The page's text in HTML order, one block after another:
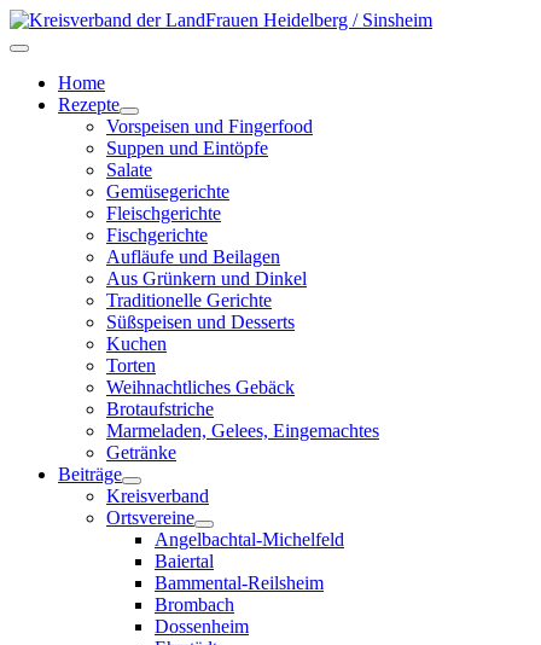
Home
Rezepte
Vorspeisen und Fingerfood
Suppen und Eintöpfe
Salate
Gemüsegerichte
Fleischgerichte
Fischgerichte
Aufläufe und Beilagen
Aus Grünkern und Dinkel
Traditionelle Gerichte
Süßspeisen und Desserts
Kuchen
Torten
Weihnachtliches Gebäck
Brotaufstriche
Marmeladen, Gelees, Eingemachtes
Getränke
Beiträge
Kreisverband
Ortsvereine
Angelbachtal-Michelfeld
Baiertal
Bammental-Reilsheim
Brombach
Dossenheim